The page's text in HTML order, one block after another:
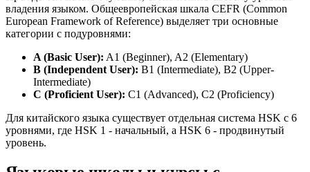
владения языком. Общеевропейская шкала CEFR (Common
European Framework of Reference) выделяет три основные
категории с подуровнями:
A (Basic User): A1 (Beginner), A2 (Elementary)
B (Independent User): B1 (Intermediate), B2 (Upper-
Intermediate)
C (Proficient User): C1 (Advanced), C2 (Proficiency)
Для китайского языка существует отдельная система HSK с 6
уровнями, где HSK 1 - начальный, а HSK 6 - продвинутый
уровень.